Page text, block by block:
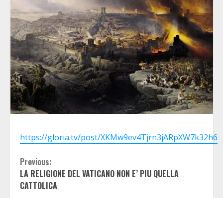
https://gloria.tv/post/XKMw9ev4Tjrn3jARpXW7k32h6
Continue
Reading
Previous:
LA RELIGIONE DEL VATICANO NON E’ PIU QUELLA
CATTOLICA